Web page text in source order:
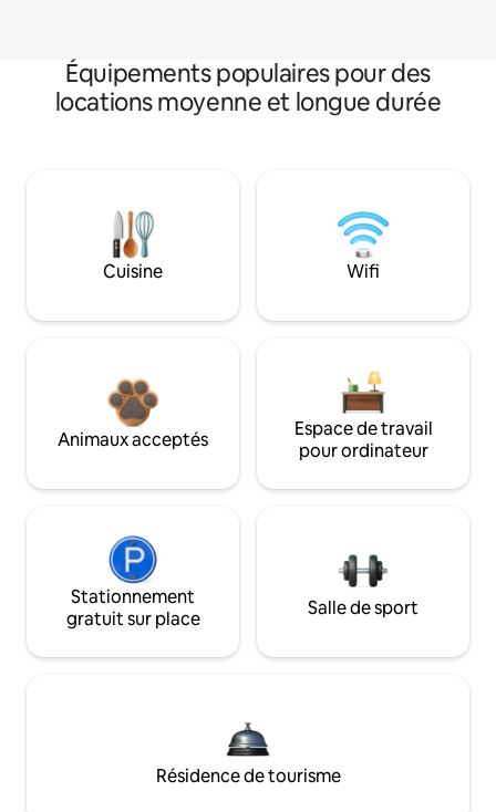
Équipements populaires pour des
locations moyenne et longue durée
Cuisine Wifi
Animaux acceptés
Espace de travail
pour ordinateur
Stationnement
gratuit sur place
Salle de sport
Résidence de tourisme